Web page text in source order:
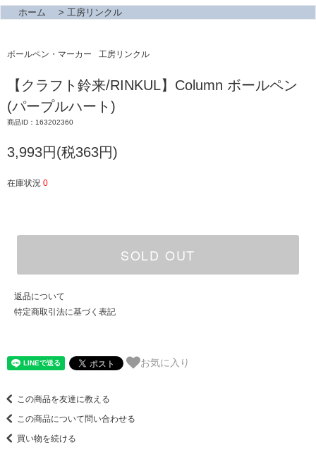
ホーム
> 工房リンクル
ボールペン・マーカー 工房リンクル
【クラフト鈴来/RINKUL】Column ボールペン
(パープルハート)
商品ID：163202360
3,993円(税363円)
在庫状況 0
SOLD OUT
返品について
特定商取引法に基づく表記
お気に入り
この商品を友達に教える
この商品について問い合わせる
買い物を続ける